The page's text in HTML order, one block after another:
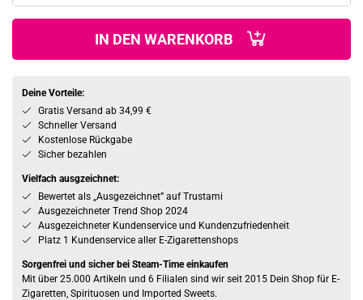
IN DEN WARENKORB
Deine Vorteile:
Gratis Versand ab 34,99 €
Schneller Versand
Kostenlose Rückgabe
Sicher bezahlen
Vielfach ausgzeichnet:
Bewertet als „Ausgezeichnet” auf Trustami
Ausgezeichneter Trend Shop 2024
Ausgezeichneter Kundenservice und Kundenzufriedenheit
Platz 1 Kundenservice aller E-Zigarettenshops
Sorgenfrei und sicher bei Steam-Time einkaufen
Mit über 25.000 Artikeln und 6 Filialen sind wir seit 2015 Dein Shop für E-
Zigaretten, Spirituosen und Imported Sweets.